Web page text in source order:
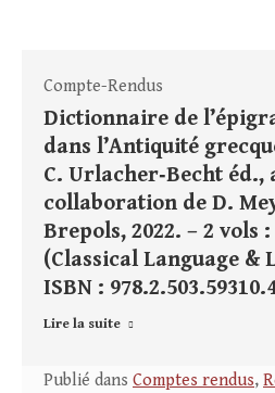
Compte-Rendus
Dictionnaire de
dans l’Antiquité
C. Urlacher‑Becht éd.,
collaboration de D.
Brepols, 2022. – 2 vols
(Classical Language &
ISBN :
Lire la suite
Publié dans Comptes rendus,